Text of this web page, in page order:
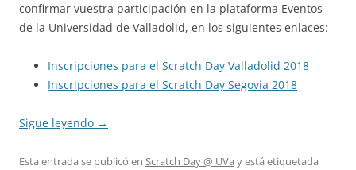
confirmar vuestra participación en la plataforma Eventos
de la Universidad de Valladolid, en los siguientes enlaces:
Inscripciones para el Scratch Day Valladolid 2018
Inscripciones para el Scratch Day Segovia 2018
Sigue leyendo →
Esta entrada se publicó en Scratch Day @ UVa y está etiquetada